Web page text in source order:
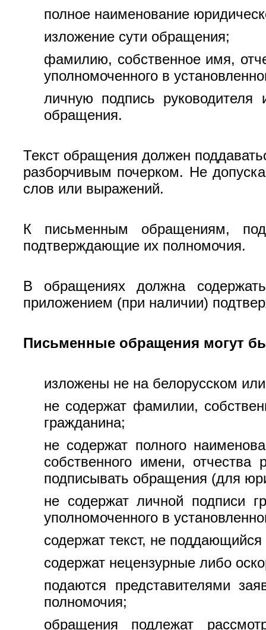
полное наименование
изложение сути обращения;
фамилию, собственное имя,
уполномоченного в
личную подпись руководителя
обращения.
Текст обращения должен
разборчивым почерком. Не
слов или выражений.
К письменным обращениям,
подтверждающие их полномочия.
В обращениях должна
приложением (при наличии)
Письменные обращения могут
изложены не на белорусском
не содержат фамилии,
гражданина;
не содержат полного
собственного имени, отчества
подписывать обращения (для
не содержат личной подписи
уполномоченного в
содержат текст, не
содержат нецензурные либо
подаются представителями
полномочия;
обращения подлежат